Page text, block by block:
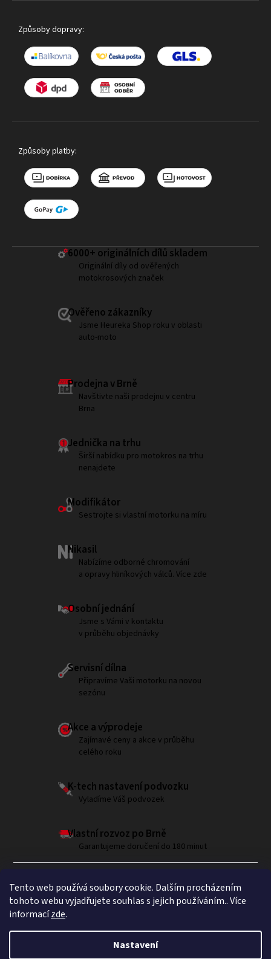
Tento web používá soubory cookie. Dalším procházením
tohoto webu vyjadřujete souhlas s jejich používáním.. Více
informacízde.
Nastavení
Způsoby dopravy:
Způsoby platby:
6000+ ​originálních dílů skladem
Originální díly od ověřených
motokrosových značek
Ověřeno zákazníky
Jsme Heureka Shop roku v oblasti
auto-moto
Prodejna v Brně
Navštivte naši prodejnu v centru
Brna
Jednička na trhu
Širší nabídku pro motokros na trhu
nenajdete
Modifikátor
Sestrojte si vlastní motorku na míru
Nikasil
Nabízíme odborné chromování
a opravy hliníkových válců. Více zde
Osobní jednání
Jsme s Vámi v kontaktu
v průběhu objednávky
Servisní dílna
Připravíme Vaši motorku na novou
sezónu
Akce a výprodeje
Zajímavé ceny a akce v průběhu
celého roku
K-tech nastavení podvozku
Vyladíme Váš podvozek
Vlastní rozvoz po Brně
Garantujeme doručení do 180 minut